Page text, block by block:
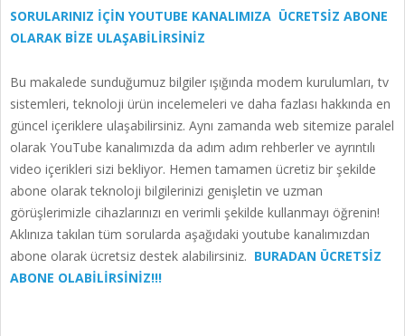
SORULARINIZ İÇİN YOUTUBE KANALIMIZA ÜCRETSİZ ABONE
OLARAK BİZE ULAŞABİLİRSİNİZ
Bu makalede sunduğumuz bilgiler ışığında modem kurulumları, tv
sistemleri, teknoloji ürün incelemeleri ve daha fazlası hakkında en
güncel içeriklere ulaşabilirsiniz. Aynı zamanda web sitemize paralel
olarak YouTube kanalımızda da adım adım rehberler ve ayrıntılı
video içerikleri sizi bekliyor. Hemen tamamen ücretiz bir şekilde
abone olarak teknoloji bilgilerinizi genişletin ve uzman
görüşlerimizle cihazlarınızı en verimli şekilde kullanmayı öğrenin!
Aklınıza takılan tüm sorularda aşağıdaki youtube kanalımızdan
abone olarak ücretsiz destek alabilirsiniz. BURADAN ÜCRETSİZ
ABONE OLABİLİRSİNİZ!!!